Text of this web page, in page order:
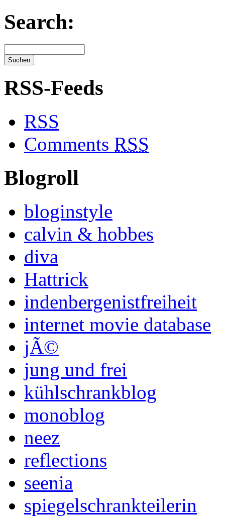
Search:
RSS-Feeds
RSS
Comments RSS
Blogroll
bloginstyle
calvin & hobbes
diva
Hattrick
indenbergenistfreiheit
internet movie database
jÃ©
jung und frei
kühlschrankblog
monoblog
neez
reflections
seenia
spiegelschrankteilerin